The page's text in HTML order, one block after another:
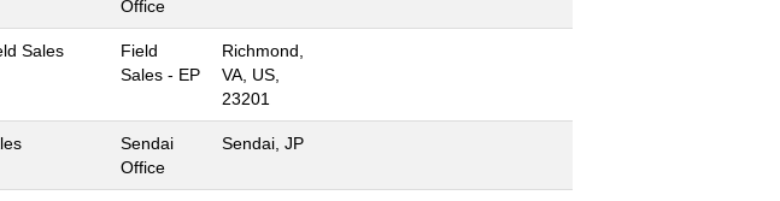
Office
Sales
Field
Sales - EP
Richmond,
VA, US,
23201
Sendai
Office
Sendai, JP